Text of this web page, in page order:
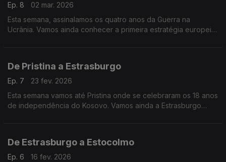
Ep. 8
02 mar. 2026
Esta semana, assinalamos os quatro anos da Guerra na
Ucrânia. Vamos ainda conhecer a primeira estratégia europeia
De Pristina a Estrasburgo
Ep. 7
23 fev. 2026
Esta semana vamos até Pristina onde se celebraram os 18 anos
de independência do Kosovo. Vamos ainda a Estrasburgo
De Estrasburgo a Estocolmo
Ep. 6
16 fev. 2026